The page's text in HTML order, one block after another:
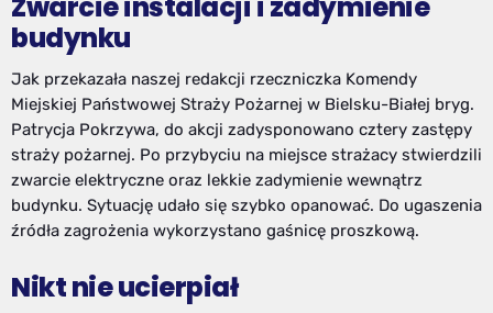
budynku
Jak przekazała naszej redakcji rzeczniczka Komendy
Miejskiej Państwowej Straży Pożarnej w Bielsku-Białej bryg.
Patrycja Pokrzywa, do akcji zadysponowano cztery zastępy
straży pożarnej. Po przybyciu na miejsce strażacy stwierdzili
zwarcie elektryczne oraz lekkie zadymienie wewnątrz
budynku. Sytuację udało się szybko opanować. Do ugaszenia
źródła zagrożenia wykorzystano gaśnicę proszkową.
Nikt nie ucierpiał